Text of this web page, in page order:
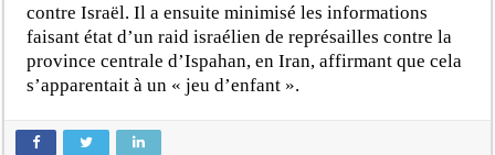
contre Israël. Il a ensuite minimisé les informations
faisant état d’un raid israélien de représailles contre la
province centrale d’Ispahan, en Iran, affirmant que cela
s’apparentait à un « jeu d’enfant ».